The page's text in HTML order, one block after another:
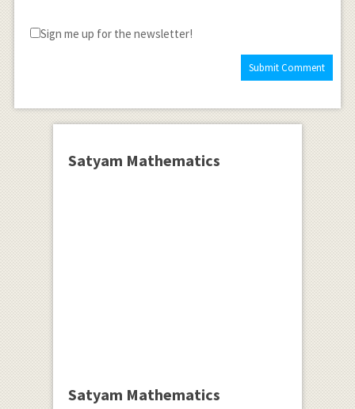
Sign me up for the newsletter!
Satyam Mathematics
Satyam Mathematics